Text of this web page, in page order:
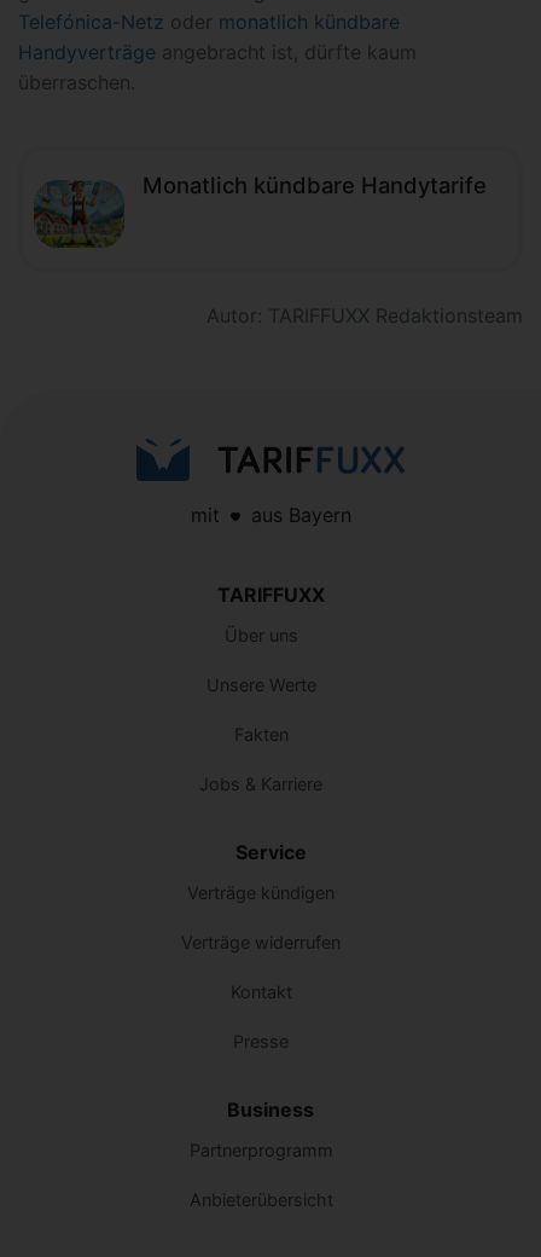
Telefónica-Netz oder monatlich kündbare
Handyverträge angebracht ist, dürfte kaum
überraschen.
Monatlich kündbare Handytarife
Autor: TARIFFUXX Redaktionsteam
mit aus Bayern
TARIFFUXX
Über uns
Unsere Werte
Fakten
Jobs & Karriere
Service
Verträge kündigen
Verträge widerrufen
Kontakt
Presse
Business
Partnerprogramm
Anbieterübersicht